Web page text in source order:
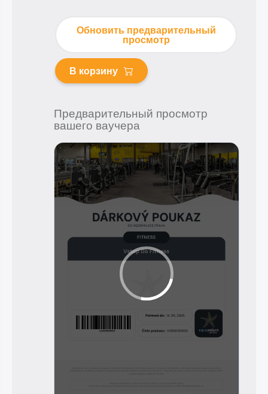
Обновить предварительный
просмотр
В корзину
Предварительный просмотр
вашего ваучера